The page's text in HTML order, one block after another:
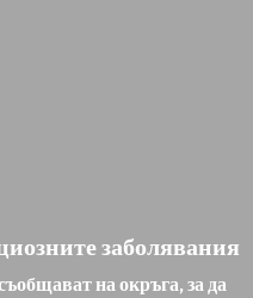
заболявания
на окръга, за да